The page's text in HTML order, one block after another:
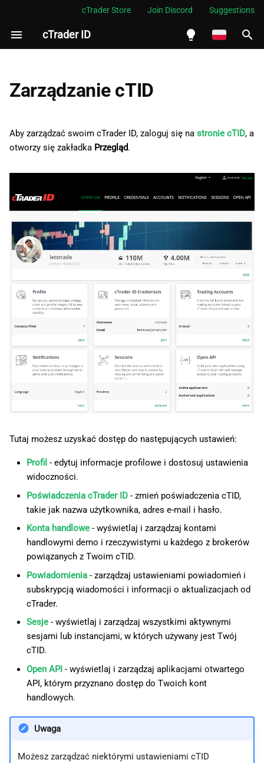
cTrader Store Join Discord Suggestions
cTrader ID
Tiếng Việt
中文
Deutsch
Polski
I
i
o
n
e
a
Zarządzanie cTID
Aby zarządzać swoim cTrader ID, zaloguj się na stronie cTID, a
otworzy się zakładka Przegląd.
Tutaj możesz uzyskać dostęp do następujących ustawień:
Profil - edytuj informacje profilowe i dostosuj ustawienia
widoczności.
Poświadczenia cTrader ID- zmień poświadczenia cTID,
takie jak nazwa użytkownika, adres e-mail i hasło.
Konta handlowe- wyświetlaj i zarządzaj kontami
handlowymi demo i rzeczywistymi u każdego z brokerów
powiązanych z Twoim cTID.
Powiadomienia- zarządzaj ustawieniami powiadomień i
subskrypcją wiadomości i informacji o aktualizacjach od
cTrader.
Sesje- wyświetlaj i zarządzaj wszystkimi aktywnymi
sesjami lub instancjami, w których używany jest Twój
cTID.
Open API- wyświetlaj i zarządzaj aplikacjami otwartego
API, którym przyznano dostęp do Twoich kont
handlowych.
Uwaga
Możesz zarządzać niektórymi ustawieniami cTID